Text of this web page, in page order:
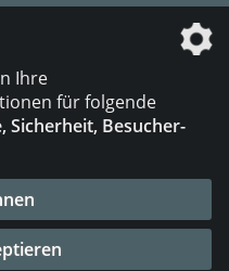
Unternehmen der
GmbH
Ihre
für folgende
Sicherheit, Besucher-